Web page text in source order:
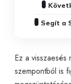
Segít a
Ez a visszaesés
szempontból is